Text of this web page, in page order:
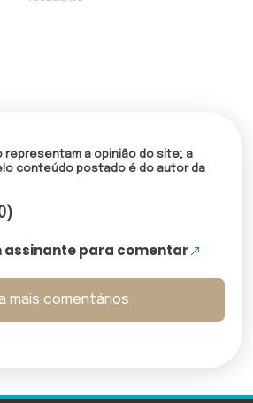
representam a opinião do site; a
conteúdo postado é do autor da
assinante para comentar
mais comentários